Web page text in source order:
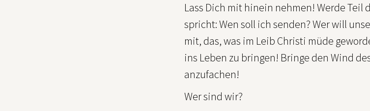
Lass Dich mit hinein nehmen! Werde Teil
spricht: Wen soll ich senden? Wer will
mit, das, was im Leib Christi müde
ins Leben zu bringen! Bringe den Wind
anzufachen!
Wer sind wir?